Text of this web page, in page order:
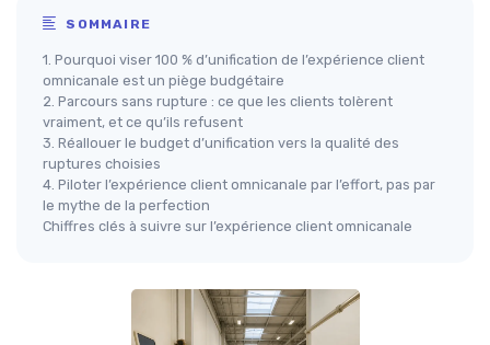
SOMMAIRE
1. Pourquoi viser 100 % d’unification de l’expérience client
omnicanale est un piège budgétaire
2. Parcours sans rupture : ce que les clients tolèrent
vraiment, et ce qu’ils refusent
3. Réallouer le budget d’unification vers la qualité des
ruptures choisies
4. Piloter l’expérience client omnicanale par l’effort, pas par
le mythe de la perfection
Chiffres clés à suivre sur l’expérience client omnicanale